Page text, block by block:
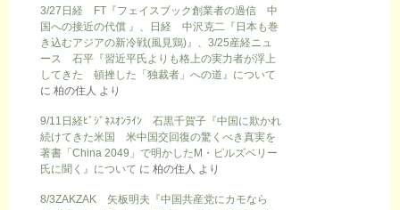
3/27日経 FT『フェイスブック創業者の過信 中
国への接近の代償 』、日経 中沢克二『日本も巻
き込むアジアの新冷戦(風見鶏)』、3/25産経ニュ
ース 石平『習近平氏よりも格上の実力者が浮上
してきた 頓挫した「独裁者」への道』について
に 柏の住人 より
9/11日経ﾋﾞｼﾞﾈｽｵﾝﾗｲﾝ 石黒千賀子『中国に欺かれ
続けてきた米国 米中国交回復の驚くべき真実を
著書「China 2049」で明かしたM・ピルズベリー
氏に聞く』について に 柏の住人 より
8/3ZAKZAK 矢板明夫『中国共産党にカモなら